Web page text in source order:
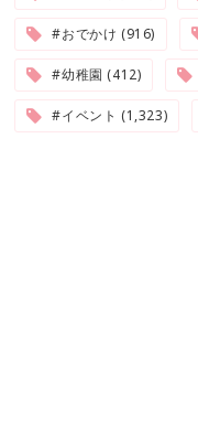
#おでかけ (916)
#幼稚園 (412)
#イベント (1,323)